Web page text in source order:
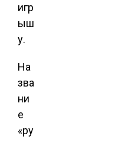
игр
ыш
у.
На
зва
ни
е
«ру